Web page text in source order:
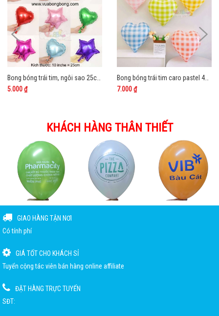
5.000 ₫
Bong bóng trái tim caro pastel 45cm nilon
7.000 ₫
KHÁCH HÀNG THÂN THIẾT
GIAO HÀNG TẬN NƠI
Có tính phí
GIÁ TỐT CHO KHÁCH SỈ
Tuyển cộng tác viên bán hàng online affiliate
ĐẶT HÀNG TRỰC TUYẾN
SĐT: